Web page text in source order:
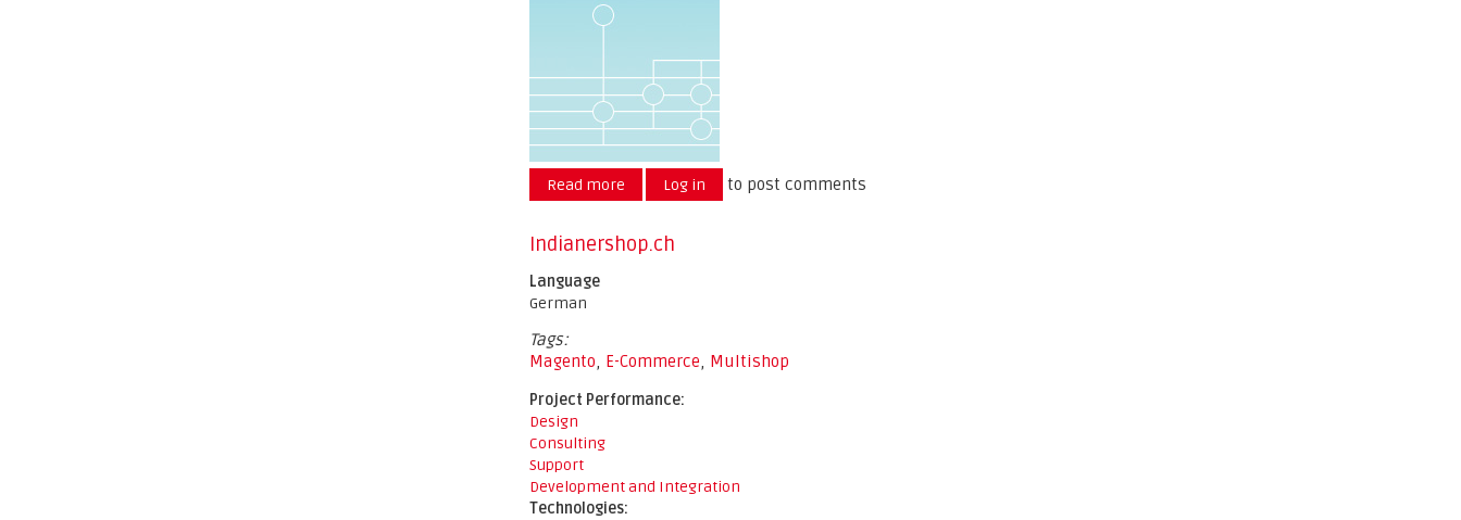
Read more about EAWAG Ticket Shop
Log in to post comments
Indianershop.ch
Language
German
Tags:
Magento, E-Commerce, Multishop
Project Performance:
Design
Consulting
Support
Development and Integration
Technologies: